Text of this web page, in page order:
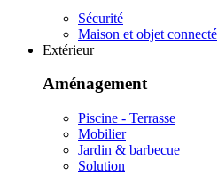
Sécurité
Maison et objet connecté
Extérieur
Aménagement
Piscine - Terrasse
Mobilier
Jardin & barbecue
Solution